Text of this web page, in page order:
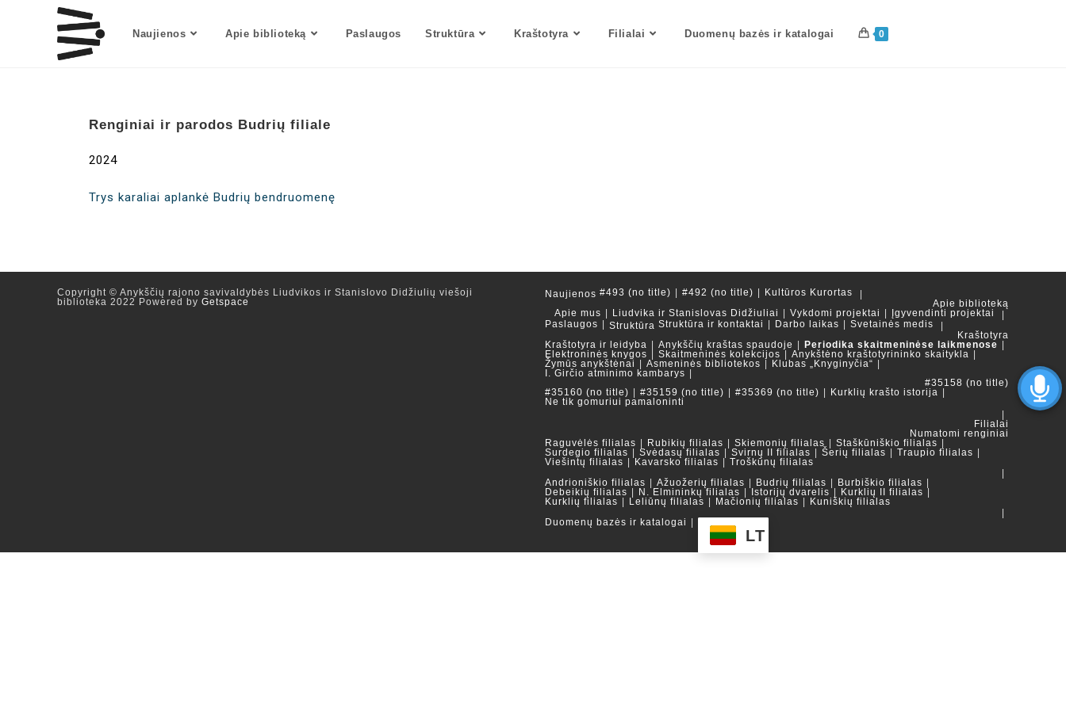
Naujienos Apie biblioteką Paslaugos Struktūra Kraštotyra Filialai Duomenų bazės ir katalogai 0
Renginiai ir parodos Budrių filiale
2024
Trys karaliai aplankė Budrių bendruomenę
Naujienos #493 (no title) #492 (no title)
Kultūros Kurortas
Apie biblioteką
Apie mus
Liudvika ir Stanislovas Didžiuliai Vykdomi projektai
Įgyvendinti projektai
Paslaugos
Struktūra Struktūra ir kontaktai Darbo laikas
Svetainės medis
Kraštotyra
Kraštotyra ir leidyba
Anykščių kraštas spaudoje
Periodika skaitmeninėse laikmenose
Elektroninės knygos
Skaitmeninės kolekcijos
Anykštėno kraštotyrininko skaitykla
Žymūs anykštėnai
Asmeninės bibliotekos
Klubas „Knyginyčia“
I. Girčio atminimo kambarys
#35158 (no title)
#35160 (no title)
#35159 (no title) #35369 (no title)
Kurklių krašto istorija
Ne tik gomuriui pamaloninti
Filialai
Numatomi renginiai
Raguvėlės filialas
Rubikių filialas Skiemonių filialas
Staškūniškio filialas
Surdegio filialas
Svėdasų filialas Svirnų II filialas Šerių filialas
Traupio filialas
Viešintų filialas
Kavarsko filialas
Troškūnų filialas
Andrioniškio filialas
Ažuožerių filialas Budrių filialas
Burbiškio filialas
Debeikių filialas
N. Elmininkų filialas Istorijų dvarelis
Kurklių II filialas
Kurklių filialas
Leliūnų filialas Mačionių filialas
Kuniškių filialas
Duomenų bazės ir katalogai
LT
Copyright © Anykščių rajono savivaldybės Liudvikos ir Stanislovo Didžiulių viešoji
biblioteka 2022 Powered by Getspace